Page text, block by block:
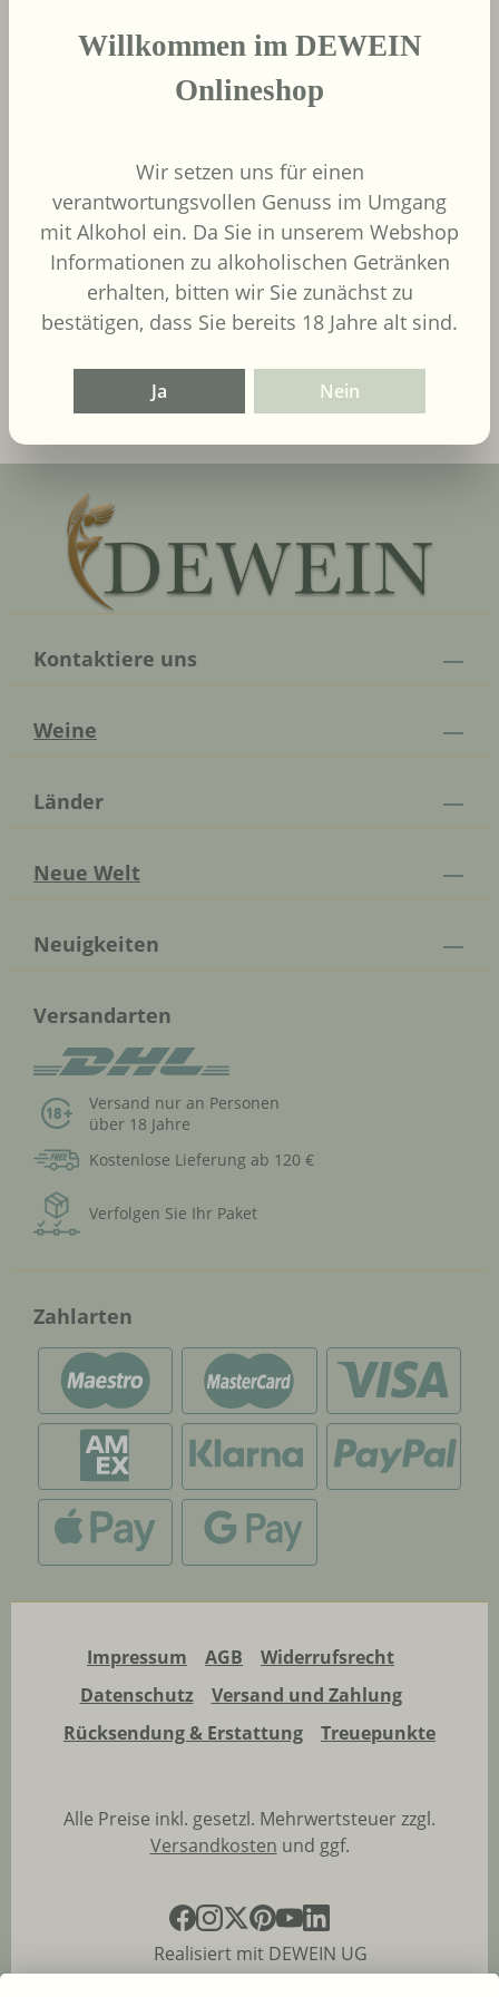
Grenache, Shiraz
Regulärer Preis:
9,00 €
Inhalt:0.75 Liter (12,00 € / 1
Liter) UVP9,90 €
Kontaktiere uns
Weine
Länder
Neue Welt
Neuigkeiten
Versandarten
Versand nur an Personen
über 18 Jahre
Kostenlose Lieferung ab 120 €
Verfolgen Sie Ihr Paket
Zahlarten
Impressum AGB
Widerrufsrecht
Datenschutz
Versand und Zahlung
Rücksendung & Erstattung
Treuepunkte
Alle Preise inkl. gesetzl. Mehrwertsteuer zzgl.
Versandkosten und ggf.
Realisiert mit DEWEIN UG
Willkommen im DEWEIN
Onlineshop
Wir setzen uns für einen
verantwortungsvollen Genuss im Umgang
mit Alkohol ein. Da Sie in unserem Webshop
Informationen zu alkoholischen Getränken
erhalten, bitten wir Sie zunächst zu
bestätigen, dass Sie bereits 18 Jahre alt sind.
Ja Nein